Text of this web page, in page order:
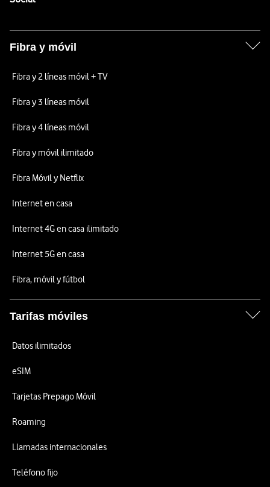
Fibra y móvil
Fibra y 2 líneas móvil + TV
Fibra y 3 líneas móvil
Fibra y 4 líneas móvil
Fibra y móvil ilimitado
Fibra Móvil y Netflix
Internet en casa
Internet 4G en casa ilimitado
Internet 5G en casa
Fibra, móvil y fútbol
Tarifas móviles
Datos ilimitados
eSIM
Tarjetas Prepago Móvil
Roaming
Llamadas internacionales
Teléfono fijo